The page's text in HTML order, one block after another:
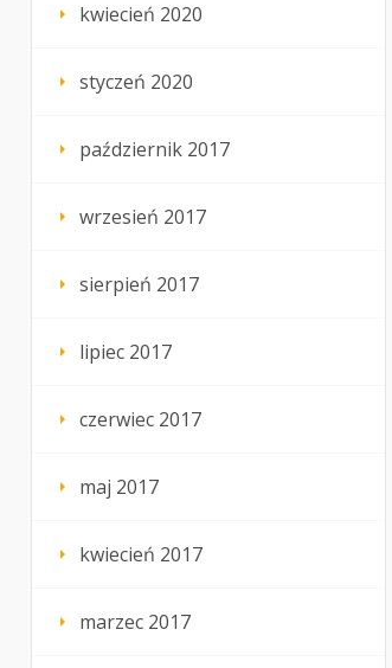
kwiecień 2020
styczeń 2020
październik 2017
wrzesień 2017
sierpień 2017
lipiec 2017
czerwiec 2017
maj 2017
kwiecień 2017
marzec 2017